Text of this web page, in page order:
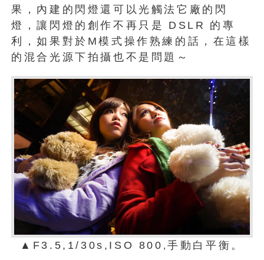
果，內建的閃燈還可以光觸法它廠的閃
燈，讓閃燈的創作不再只是
DSLR
的專
利，如果對於M模式操作熟練的話，在這樣
的混合光源下拍攝也不是問題～
▲F3.5,1/30s,ISO 800 ,手動白平衡。